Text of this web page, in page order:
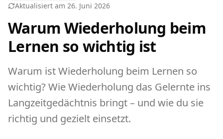
Aktualisiert am 26. Juni 2026
Warum Wiederholung beim
Lernen so wichtig ist
Warum ist Wiederholung beim Lernen so
wichtig? Wie Wiederholung das Gelernte ins
Langzeitgedächtnis bringt – und wie du sie
richtig und gezielt einsetzt.